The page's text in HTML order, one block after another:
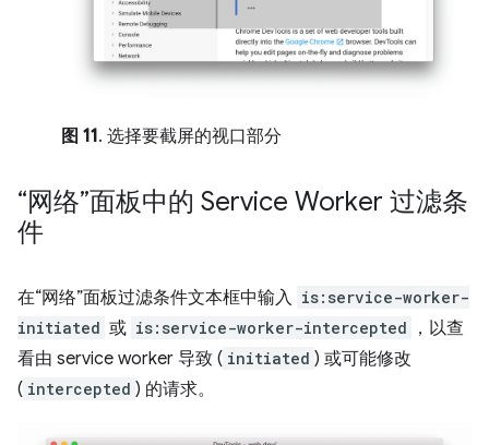
图 11. 选择要截屏的视口部分
“网络”面板中的 Service Worker 过滤条
件
在“网络”面板过滤条件文本框中输入 is:service-worker-
initiated 或 is:service-worker-intercepted
，以查
看由 service worker 导致 ( initiated ) 或可能修改
( intercepted ) 的请求。